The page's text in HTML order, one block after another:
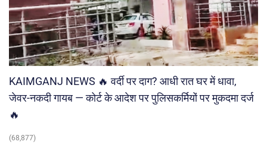
KAIMGANJ NEWS 🔥 वर्दी पर दाग? आधी रात घर में धावा,
जेवर-नकदी गायब — कोर्ट के आदेश पर पुलिसकर्मियों पर मुकदमा दर्ज
🔥
(68,877)